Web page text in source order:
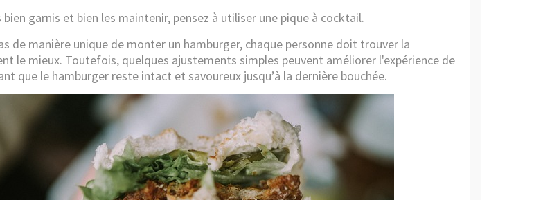
garnis et bien les maintenir, pensez à utiliser une pique à cocktail.
de manière unique de monter un hamburger, chaque personne doit trouver la
le mieux. Toutefois, quelques ajustements simples peuvent améliorer l'expérience de
que le hamburger reste intact et savoureux jusqu’à la dernière bouchée.